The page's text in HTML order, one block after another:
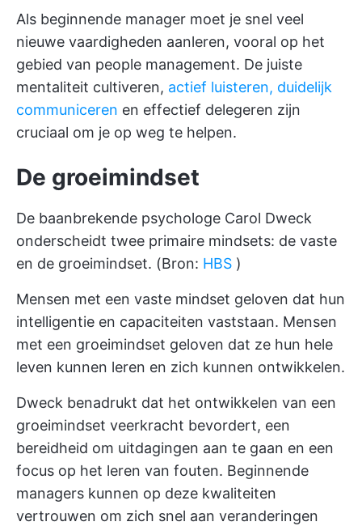
Als beginnende manager moet je snel veel
nieuwe vaardigheden aanleren, vooral op het
gebied van people management. De juiste
mentaliteit cultiveren, actief luisteren, duidelijk
communiceren en effectief delegeren zijn
cruciaal om je op weg te helpen.
De groeimindset
De baanbrekende psychologe Carol Dweck
onderscheidt twee primaire mindsets: de vaste
en de groeimindset. (Bron: HBS )
Mensen met een vaste mindset geloven dat hun
intelligentie en capaciteiten vaststaan. Mensen
met een groeimindset geloven dat ze hun hele
leven kunnen leren en zich kunnen ontwikkelen.
Dweck benadrukt dat het ontwikkelen van een
groeimindset veerkracht bevordert, een
bereidheid om uitdagingen aan te gaan en een
focus op het leren van fouten. Beginnende
managers kunnen op deze kwaliteiten
vertrouwen om zich snel aan veranderingen